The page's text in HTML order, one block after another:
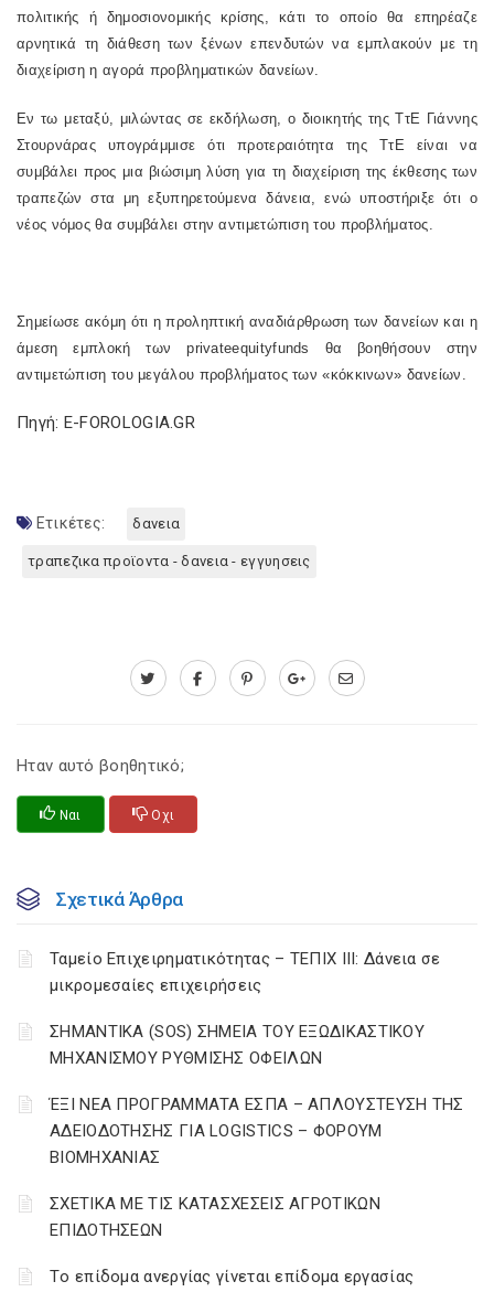
πολιτικής ή δημοσιονομικής κρίσης, κάτι το οποίο θα επηρέαζε
αρνητικά τη διάθεση των ξένων επενδυτών να εμπλακούν με τη
διαχείριση η αγορά προβληματικών δανείων.
Εν τω μεταξύ, μιλώντας σε εκδήλωση, ο διοικητής της ΤτΕ Γιάννης
Στουρνάρας υπογράμμισε ότι προτεραιότητα της ΤτΕ είναι να
συμβάλει προς μια βιώσιμη λύση για τη διαχείριση της έκθεσης των
τραπεζών στα μη εξυπηρετούμενα δάνεια, ενώ υποστήριξε ότι ο
νέος νόμος θα συμβάλει στην αντιμετώπιση του προβλήματος.
Σημείωσε ακόμη ότι η προληπτική αναδιάρθρωση των δανείων και η
άμεση εμπλοκή τωνprivateequityfunds
θα βοηθήσουν στην
αντιμετώπιση του μεγάλου προβλήματος των «κόκκινων» δανείων.
Πηγή: E-FOROLOGIA.GR
Ετικέτες: δανεια
τραπεζικα προϊοντα - δανεια - εγγυησεις
Ηταν αυτό βοηθητικό;
Ναι Οχι
Σχετικά Άρθρα
Ταμείο Επιχειρηματικότητας – ΤΕΠΙΧ ΙΙΙ: Δάνεια σε
μικρομεσαίες επιχειρήσεις
ΣΗΜΑΝΤΙΚΑ (SOS) ΣΗΜΕΙΑ ΤΟΥ ΕΞΩΔΙΚΑΣΤΙΚΟΥ
ΜΗΧΑΝΙΣΜΟΥ ΡΥΘΜΙΣΗΣ ΟΦΕΙΛΩΝ
ΈΞΙ ΝΕΑ ΠΡΟΓΡΑΜΜΑΤΑ ΕΣΠΑ – AΠΛΟΥΣΤΕΥΣΗ ΤΗΣ
ΑΔΕΙΟΔΟΤΗΣΗΣ ΓΙΑ LOGISTICS – ΦΟΡΟΥΜ
ΒΙΟΜΗΧΑΝΙΑΣ
ΣΧΕΤΙΚΑ ΜΕ ΤΙΣ ΚΑΤΑΣΧΕΣΕΙΣ ΑΓΡΟΤΙΚΩΝ
ΕΠΙΔΟΤΗΣΕΩΝ
Tο επίδομα ανεργίας γίνεται επίδομα εργασίας